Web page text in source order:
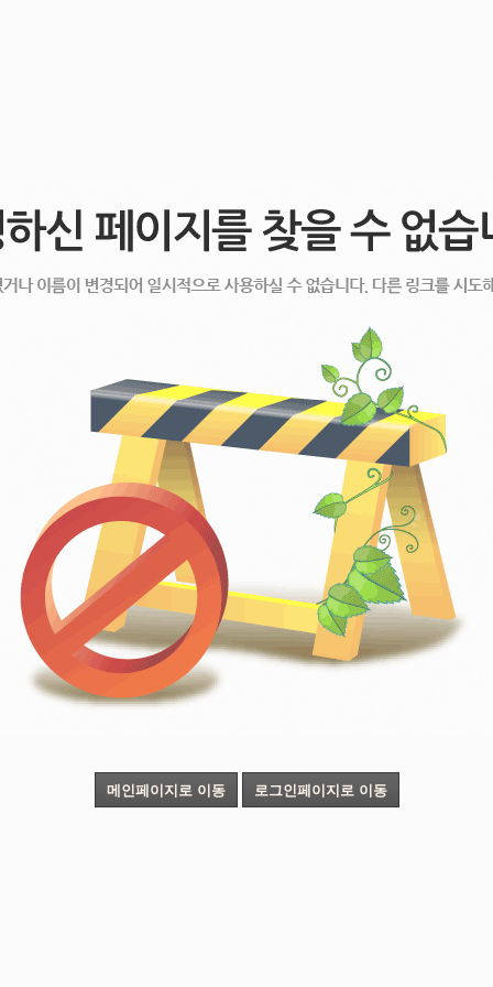
메인페이지로 이동 로그인페이지로 이동